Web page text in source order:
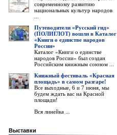
современному развитию
национальных культур народов
Путеводители «Русский гид»
(ПОЛИГЛОТ) вошли в Каталог
«Книги о единстве народов
России»
Каталог «Книги о единстве
народов России» был создан
Российским книжным союзом ...
Книжный фестиваль «Красная
площадь» в самом разгаре!
Все выходные, 6 и 7 июня, мы
будем ждать вас на Красной
площади!
Вся линейка ...
Выставки